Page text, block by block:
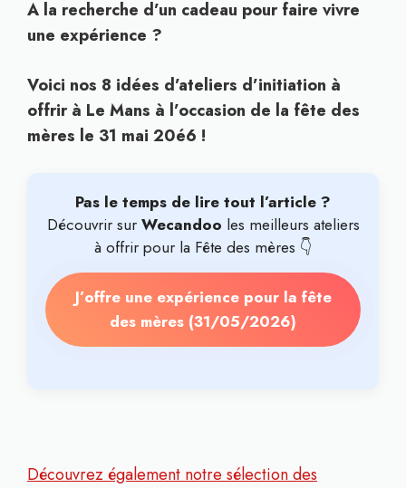
A la recherche d’un cadeau pour faire vivre
une expérience ?
Voici nos 8 idées d’ateliers d’initiation à
offrir à Le Mans à l’occasion de la fête des
mères le 31 mai 20é6 !
Pas le temps de lire tout l’article ?
Découvrir sur Wecandoo les meilleurs ateliers
à offrir pour la Fête des mères 👇
J’offre une expérience pour la fête
des mères (31/05/2026)
Découvrez également notre sélection des